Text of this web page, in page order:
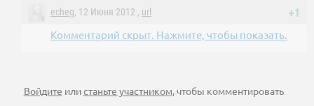
+1
echeg, 12 Июня 2012 , url
Комментарий скрыт. Нажмите, чтобы показать.
Войдите илистаньте участником, чтобы комментировать